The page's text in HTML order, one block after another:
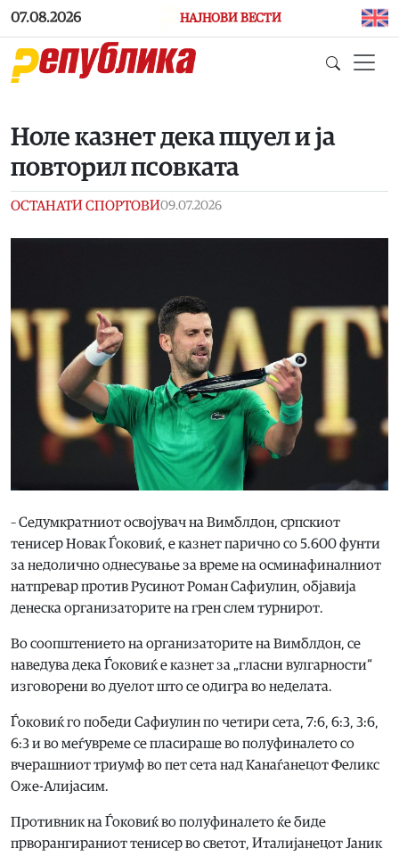
Skip to main content
07.08.2026 НАЈНОВИ ВЕСТИ
Ноле казнет дека пцуел и ја
повторил псовката
ОСТАНАТИ СПОРТОВИ09.07.2026
– Седумкратниот освојувач на Вимблдон, српскиот
тенисер Новак Ѓоковиќ, е казнет парично со 5.600 фунти
за недолично однесување за време на осминафиналниот
натпревар против Русинот Роман Сафиулин, објавија
денеска организаторите на грен слем турнирот.
Во соопштението на организаторите на Вимблдон, се
наведува дека Ѓоковиќ е казнет за „гласни вулгарности“
изговорени во дуелот што се одигра во неделата.
Ѓоковиќ го победи Сафиулин по четири сета, 7:6, 6:3, 3:6,
6:3 и во меѓувреме се пласираше во полуфиналето со
вчерашниот триумф во пет сета над Канаѓанецот Феликс
Оже-Алијасим.
Противник на Ѓоковиќ во полуфиналето ќе биде
прворангираниот тенисер во светот, Италијанецот Јаник